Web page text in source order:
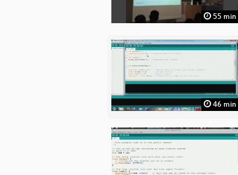
55 min
46 min